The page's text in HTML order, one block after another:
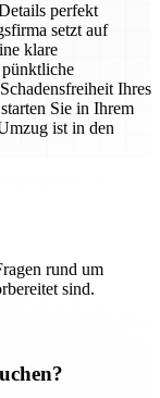
perfekt
setzt auf
klare
Ihres
Sie in Ihrem
ist in den
rund um
sind.